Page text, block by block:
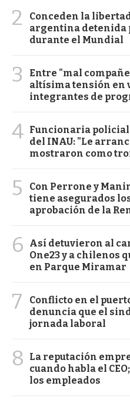
2
Conceden la
argentina detenida
durante el Mundial
3
Entre "mal
altísima tensión en
integrantes de
4 Funcionaria
del INAU: "Le
mostraron como
5
Con Perrone y
tiene asegurados
aprobación de la
6
Así detuvieron al
One23 y a chilenos
en Parque Miramar
7
Conflicto en el
denuncia que el
jornada laboral
8
La reputación
cuando habla el
los empleados